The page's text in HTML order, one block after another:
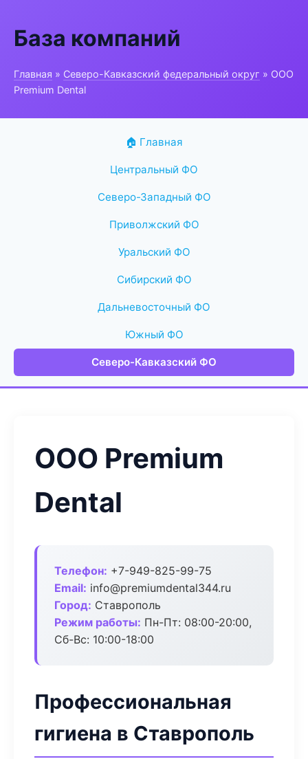
База компаний
Главная » Северо-Кавказский федеральный округ » ООО
Premium Dental
🏠 Главная
Центральный ФО
Северо-Западный ФО
Приволжский ФО
Уральский ФО
Сибирский ФО
Дальневосточный ФО
Южный ФО
Северо-Кавказский ФО
ООО Premium
Dental
Телефон: +7-949-825-99-75
Email: info@premiumdental344.ru
Город: Ставрополь
Режим работы: Пн-Пт: 08:00-20:00,
Сб-Вс: 10:00-18:00
Профессиональная
гигиена в Ставрополь